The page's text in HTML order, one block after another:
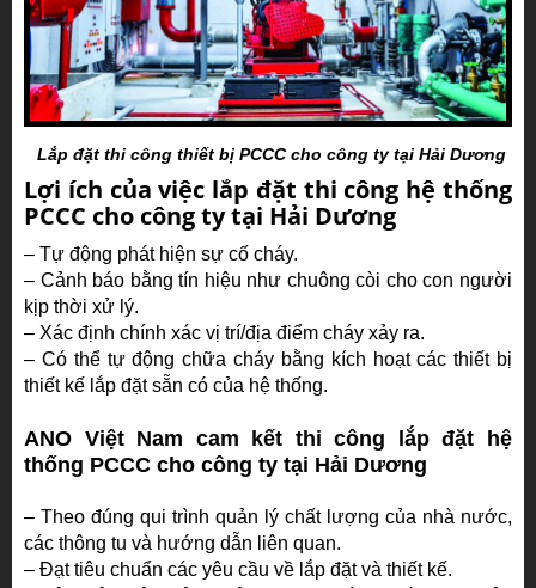
Lắp đặt thi công thiết bị PCCC cho công ty tại Hải Dương
Lợi ích của việc lắp đặt thi công hệ thống
PCCC cho công ty tại Hải Dương
– Tự động phát hiện sự cố cháy.
– Cảnh báo bằng tín hiệu như chuông còi cho con người
kịp thời xử lý.
– Xác định chính xác vị trí/địa điểm cháy xảy ra.
– Có thể tự động chữa cháy bằng kích hoạt các thiết bị
thiết kế lắp đặt sẵn có của hệ thống.
ANO Việt Nam cam kết thi công lắp đặt hệ
thống PCCC cho công ty tại Hải Dương
– Theo đúng qui trình quản lý chất lượng của nhà nước,
các thông tu và hướng dẫn liên quan.
– Đạt tiêu chuẩn các yêu cầu về lắp đặt và thiết kế.